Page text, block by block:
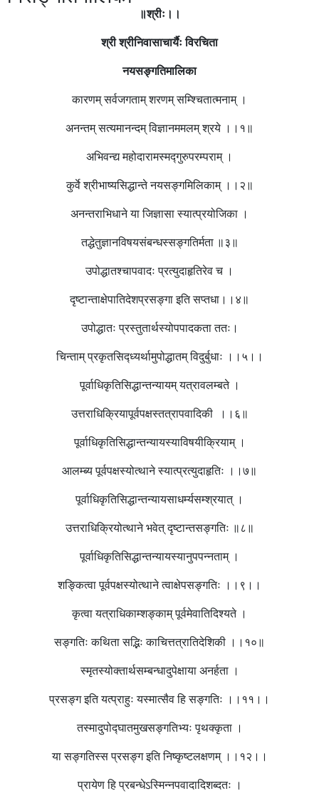
॥श्रीः।।
श्री श्रीनिवासाचार्यैःविरचिता
नयसङ्गतिमालिका
कारणम् सर्वजगताम् शरणम् सम्श्चितात्मनाम् ।
अनन्तम् सत्यमानन्दम् विज्ञानममलम् श्रये ।।१॥
अभिवन्द्य महोदारामस्मद्गुरुपरम्पराम् ।
कुर्वे श्रीभाष्यसिद्धान्ते नयसङ्गमिलिकाम् ।।२॥
अनन्तराभिधाने या जिज्ञासा स्यात्प्रयोजिका ।
तद्धेतुज्ञानविषयसंबन्धस्सङ्गतिर्मता ॥३॥
उपोद्धातश्चापवादः प्रत्युदाहृतिरेव च ।
दृष्टान्ताक्षेपातिदेशप्रसङ्गा इति सप्तधा।।४॥
उपोद्धातः प्रस्तुतार्थस्योपपादकता ततः।
चिन्ताम् प्रकृतसिद्ध्यर्थामुपोद्धातम् विदुर्बुधाः ।।५।।
पूर्वाधिकृतिसिद्धान्तन्यायम् यत्रावलम्बते ।
उत्तराधिक्रियापूर्वपक्षस्तत्रापवादिकी ।।६॥
पूर्वाधिकृतिसिद्धान्तन्यायस्याविषयीक्रियाम् ।
आलम्ब्य पूर्वपक्षस्योत्थाने स्यात्प्रत्युदाहृतिः ।।७॥
पूर्वाधिकृतिसिद्धान्तन्यायसाधर्म्यसम्श्रयात् ।
उत्तराधिक्रियोत्थाने भवेत् दृष्टान्तसङ्गतिः ॥८॥
पूर्वाधिकृतिसिद्धान्तन्यायस्यानुपपन्नताम् ।
शङ्कित्वा पूर्वपक्षस्योत्थाने त्वाक्षेपसङ्गतिः ।।९।।
कृत्वा यत्राधिकाम्शङ्काम् पूर्वमेवातिदिश्यते ।
सङ्गतिः कथिता सद्भिः काचित्तत्रातिदेशिकी ।।१०॥
स्मृतस्योक्तार्थसम्बन्धादुपेक्षाया अनर्हता ।
प्रसङ्ग इति यत्प्राहुः यस्मात्सैव हि सङ्गतिः ।।११।।
तस्मादुपोद्घातमुखसङ्गतिभ्यः पृथक्कृता ।
या सङ्गतिस्स प्रसङ्ग इति निष्कृष्टलक्षणम् ।।१२।।
प्रायेण हि प्रबन्धेऽस्मिन्नपवादादिशब्दतः ।